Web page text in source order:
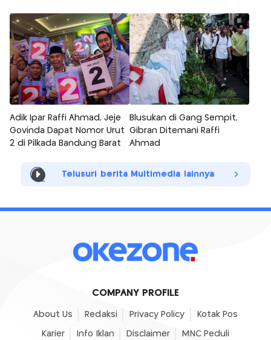
Adik Ipar Raffi Ahmad, Jeje
Govinda Dapat Nomor Urut
2 di Pilkada Bandung Barat
Blusukan di Gang Sempit,
Gibran Ditemani Raffi
Ahmad
Telusuri berita Multimedia lainnya
COMPANY PROFILE
About Us Redaksi Privacy Policy Kotak Pos
Karier Info Iklan Disclaimer MNC Peduli